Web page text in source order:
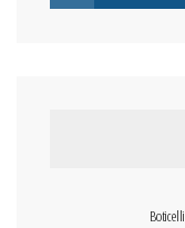
Boticelli